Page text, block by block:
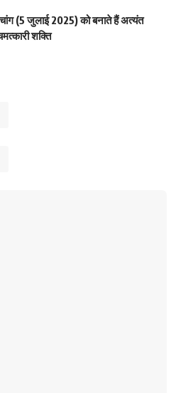
(5 जुलाई 2025) को बनाते हैं अत्यंत
शक्ति